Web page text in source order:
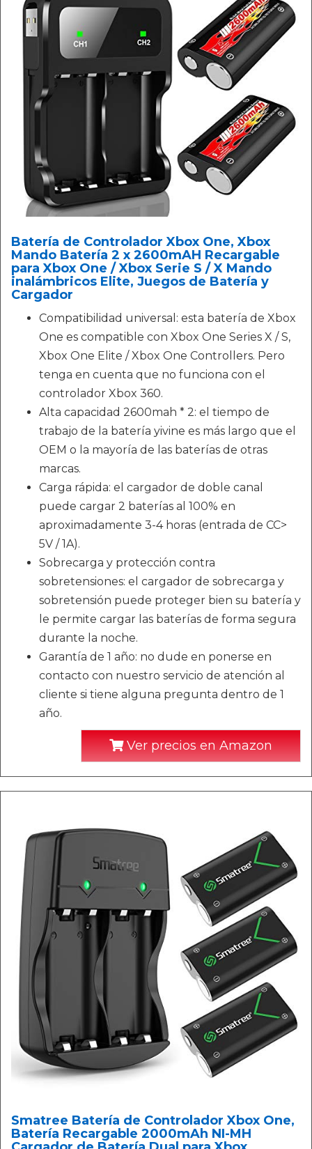
Batería de Controlador Xbox One, Xbox
Mando Batería 2 x 2600mAH Recargable
para Xbox One / Xbox Serie S / X Mando
inalámbricos Elite, Juegos de Batería y
Cargador
Compatibilidad universal: esta batería de Xbox
One es compatible con Xbox One Series X / S,
Xbox One Elite / Xbox One Controllers. Pero
tenga en cuenta que no funciona con el
controlador Xbox 360.
Alta capacidad 2600mah * 2: el tiempo de
trabajo de la batería yivine es más largo que el
OEM o la mayoría de las baterías de otras
marcas.
Carga rápida: el cargador de doble canal
puede cargar 2 baterías al 100% en
aproximadamente 3-4 horas (entrada de CC>
5V / 1A).
Sobrecarga y protección contra
sobretensiones: el cargador de sobrecarga y
sobretensión puede proteger bien su batería y
le permite cargar las baterías de forma segura
durante la noche.
Garantía de 1 año: no dude en ponerse en
contacto con nuestro servicio de atención al
cliente si tiene alguna pregunta dentro de 1
año.
Ver precios en Amazon
Smatree Batería de Controlador Xbox One,
Batería Recargable 2000mAh NI-MH